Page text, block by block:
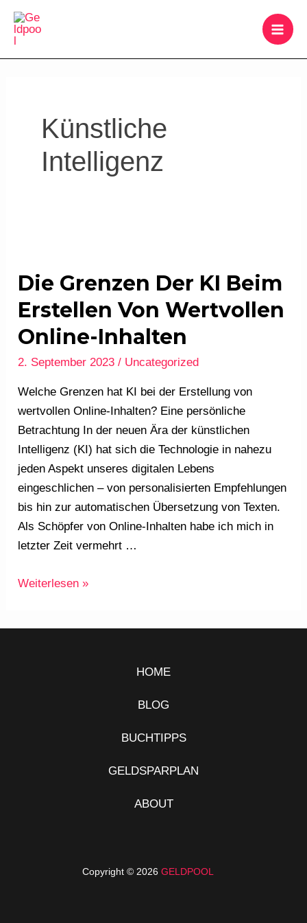
Zum
Inhalt
springen
Künstliche
Intelligenz
Die Grenzen Der KI Beim
Erstellen Von Wertvollen
Online-Inhalten
2. September 2023/ Uncategorized
Welche Grenzen hat KI bei der Erstellung von
wertvollen Online-Inhalten? Eine persönliche
Betrachtung In der neuen Ära der künstlichen
Intelligenz (KI) hat sich die Technologie in nahezu
jeden Aspekt unseres digitalen Lebens
eingeschlichen – von personalisierten Empfehlungen
bis hin zur automatischen Übersetzung von Texten.
Als Schöpfer von Online-Inhalten habe ich mich in
letzter Zeit vermehrt …
der
KI
beim
Erstellen
von
Online-
Inhalten
Weiterlesen »
HOME
BLOG
BUCHTIPPS
GELDSPARPLAN
ABOUT
Copyright © 2026 GELDPOOL